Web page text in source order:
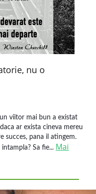
nu o
viitor mai bun a existat
ar exista cineva mereu
succes, pana il atingem.
Sa fie... Mai